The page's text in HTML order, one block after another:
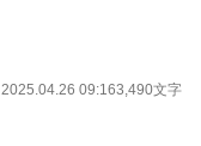
2025.04.26 09:163,490文字